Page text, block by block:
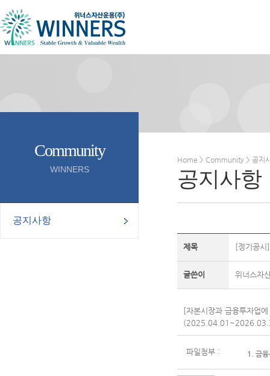
Community
WINNERS
공지사항
Home > Community > 공지
공지사항
제목 [정기공
글쓴이 위너스자
[자본시장과 금융투자업
파일첨부 : 1. 금